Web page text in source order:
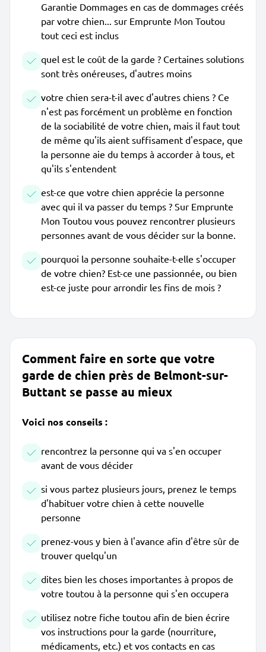
Garantie Dommages en cas de dommages créés
par votre chien... sur Emprunte Mon Toutou
tout ceci est inclus
quel est le coût de la garde ? Certaines solutions
sont très onéreuses, d'autres moins
votre chien sera-t-il avec d'autres chiens ? Ce
n'est pas forcément un problème en fonction
de la sociabilité de votre chien, mais il faut tout
de même qu'ils aient suffisament d'espace, que
la personne aie du temps à accorder à tous, et
qu'ils s'entendent
est-ce que votre chien apprécie la personne
avec qui il va passer du temps ? Sur Emprunte
Mon Toutou vous pouvez rencontrer plusieurs
personnes avant de vous décider sur la bonne.
pourquoi la personne souhaite-t-elle s'occuper
de votre chien? Est-ce une passionnée, ou bien
est-ce juste pour arrondir les fins de mois ?
Comment faire en sorte que votre
garde de chien près de Belmont-sur-
Buttant se passe au mieux
Voici nos conseils :
rencontrez la personne qui va s'en occuper
avant de vous décider
si vous partez plusieurs jours, prenez le temps
d'habituer votre chien à cette nouvelle
personne
prenez-vous y bien à l'avance afin d'être sûr de
trouver quelqu'un
dites bien les choses importantes à propos de
votre toutou à la personne qui s'en occupera
utilisez notre fiche toutou afin de bien écrire
vos instructions pour la garde (nourriture,
médicaments, etc.) et vos contacts en cas